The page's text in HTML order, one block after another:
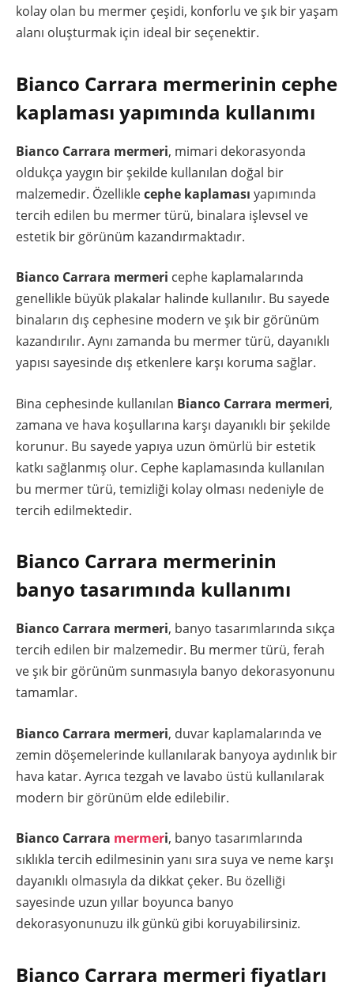
kolay olan bu mermer çeşidi, konforlu ve şık bir yaşam
alanı oluşturmak için ideal bir seçenektir.
Bianco Carrara mermerinin cephe
kaplaması yapımında kullanımı
Bianco Carrara mermeri, mimari dekorasyonda
oldukça yaygın bir şekilde kullanılan doğal bir
malzemedir. Özelliklecephe kaplaması yapımında
tercih edilen bu mermer türü, binalara işlevsel ve
estetik bir görünüm kazandırmaktadır.
Bianco Carrara mermeri cephe kaplamalarında
genellikle büyük plakalar halinde kullanılır. Bu sayede
binaların dış cephesine modern ve şık bir görünüm
kazandırılır. Aynı zamanda bu mermer türü, dayanıklı
yapısı sayesinde dış etkenlere karşı koruma sağlar.
Bina cephesinde kullanılan Bianco Carrara mermeri,
zamana ve hava koşullarına karşı dayanıklı bir şekilde
korunur. Bu sayede yapıya uzun ömürlü bir estetik
katkı sağlanmış olur. Cephe kaplamasında kullanılan
bu mermer türü, temizliği kolay olması nedeniyle de
tercih edilmektedir.
Bianco Carrara mermerinin
banyo tasarımında kullanımı
Bianco Carrara mermeri, banyo tasarımlarında sıkça
tercih edilen bir malzemedir. Bu mermer türü, ferah
ve şık bir görünüm sunmasıyla banyo dekorasyonunu
tamamlar.
Bianco Carrara mermeri, duvar kaplamalarında ve
zemin döşemelerinde kullanılarak banyoya aydınlık bir
hava katar. Ayrıca tezgah ve lavabo üstü kullanılarak
modern bir görünüm elde edilebilir.
Bianco Carrara mermeri, banyo tasarımlarında
sıklıkla tercih edilmesinin yanı sıra suya ve neme karşı
dayanıklı olmasıyla da dikkat çeker. Bu özelliği
sayesinde uzun yıllar boyunca banyo
dekorasyonunuzu ilk günkü gibi koruyabilirsiniz.
Bianco Carrara mermeri fiyatları